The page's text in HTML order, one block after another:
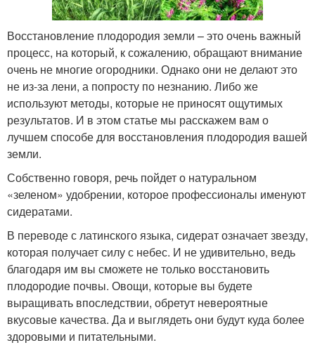
Восстановление плодородия земли – это очень важный
процесс, на который, к сожалению, обращают внимание
очень не многие огородники. Однако они не делают это
не из-за лени, а попросту по незнанию. Либо же
используют методы, которые не приносят ощутимых
результатов. И в этом статье мы расскажем вам о
лучшем способе для восстановления плодородия вашей
земли.
Собственно говоря, речь пойдет о натуральном
«зеленом» удобрении, которое профессионалы именуют
сидератами.
В переводе с латинского языка, сидерат означает звезду,
которая получает силу с небес. И не удивительно, ведь
благодаря им вы сможете не только восстановить
плодородие почвы. Овощи, которые вы будете
выращивать впоследствии, обретут невероятные
вкусовые качества. Да и выглядеть они будут куда более
здоровыми и питательными.